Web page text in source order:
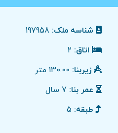
شناسه ملک:
اتاق:
زیربنا:
عمر بنا:
طبقه: